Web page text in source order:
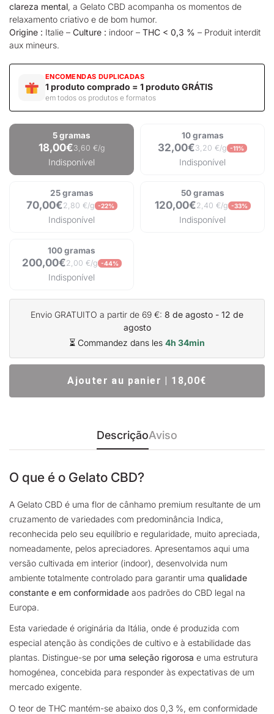
clareza mental, a Gelato CBD acompanha os momentos de
relaxamento criativo e de bom humor.
Origine : Italie – Culture : indoor – THC < 0,3 % – Produit interdit
aux mineurs.
ENCOMENDAS DUPLICADAS
1 produto comprado = 1 produto GRÁTIS
em todos os produtos e formatos
5 gramas
18,00€3,60 €/g
Indisponível
10 gramas
32,00€3,20 €/g -11%
Indisponível
25 gramas
70,00€2,80 €/g -22%
Indisponível
50 gramas
120,00€2,40 €/g -33%
Indisponível
100 gramas
200,00€2,00 €/g -44%
Indisponível
Envio GRATUITO a partir de 69 €: 8 de agosto - 12 de
agosto
⏳ Commandez dans les 4h 34min
Ajouter au panier | 18,00€
DescriçãoAviso
O que é o Gelato CBD?
A Gelato CBD é uma flor de cânhamo premium resultante de um
cruzamento de variedades com predominância Indica,
reconhecida pelo seu equilíbrio e regularidade, muito apreciada,
nomeadamente, pelos apreciadores. Apresentamos aqui uma
versão cultivada em interior (indoor), desenvolvida num
ambiente totalmente controlado para garantir uma qualidade
constante e em conformidade aos padrões do CBD legal na
Europa.
Esta variedade é originária da Itália, onde é produzida com
especial atenção às condições de cultivo e à estabilidade das
plantas. Distingue-se por uma seleção rigorosa e uma estrutura
homogénea, concebida para responder às expectativas de um
mercado exigente.
O teor de THC mantém-se abaixo dos 0,3 %, em conformidade